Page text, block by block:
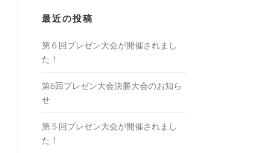
最近の投稿
第６回プレゼン大会が開催されまし
た！
第6回プレゼン大会決勝大会のお知ら
せ
第５回プレゼン大会が開催されまし
た！